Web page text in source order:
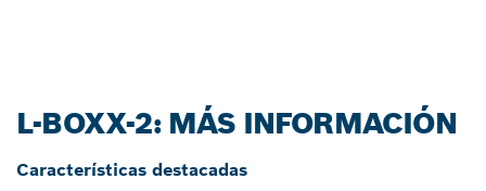
L-BOXX-2: MÁS INFORMACIÓN
Características destacadas